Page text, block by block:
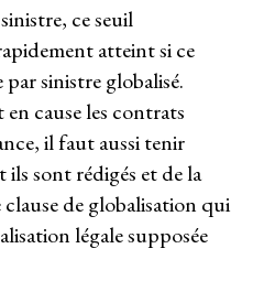
ce seuil
atteint si ce
sinistre globalisé.
cause les contrats
il faut aussi tenir
sont rédigés et de la
de globalisation qui
légale supposée